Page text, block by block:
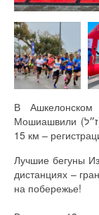
В Ашкелонском
Мошиашвили (ז״ל), пройдет чемпионат Израиля по бегу на
15 км –
Лучшие бегуны
дистанциях –
на побережье!